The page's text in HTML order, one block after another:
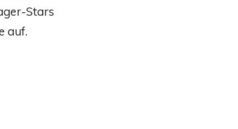
Stars
auf.